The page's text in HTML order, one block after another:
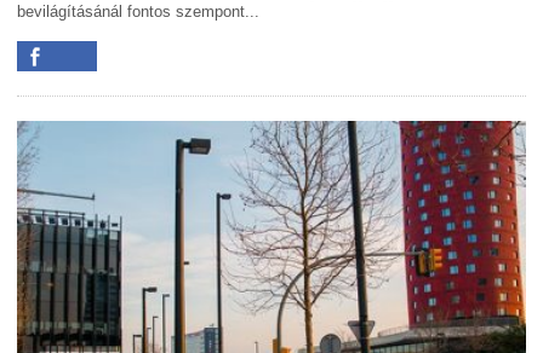
bevilágításánál fontos szempont...